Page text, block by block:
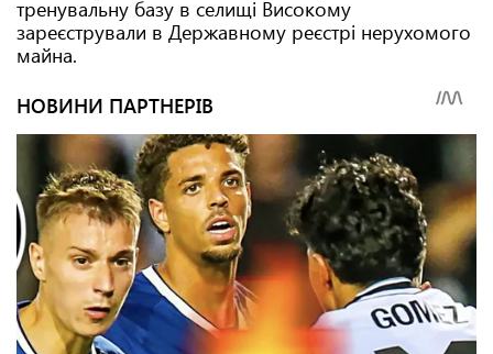
тренувальну базу в селищі Високому
зареєстрували в Державному реєстрі нерухомого
майна.